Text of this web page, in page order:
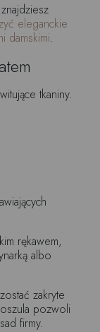
eleganckie
damskimi.
tkaniny.
rękawem,
albo
zakryte
pozwoli
firmy.